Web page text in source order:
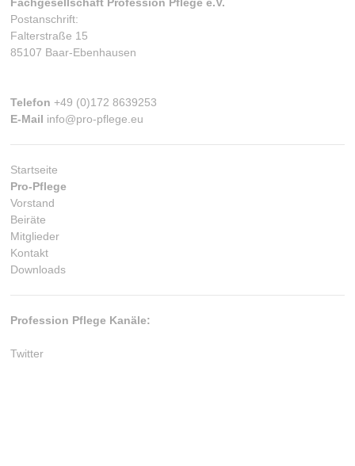
Postanschrift:
Falterstraße 15
85107 Baar-Ebenhausen
Telefon+49 (0)172 8639253
E-Mail info@pro-pflege.eu
Startseite
Pro-Pflege
Vorstand
Beiräte
Mitglieder
Kontakt
Downloads
Profession Pflege Kanäle:
Twitter